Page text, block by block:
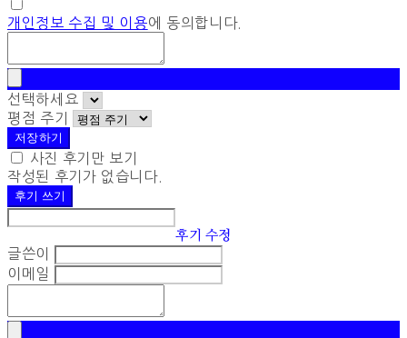
개인정보 수집 및 이용에 동의합니다.
선택하세요
평점 주기
저장하기
사진 후기만 보기
작성된 후기가 없습니다.
후기 쓰기
후기 수정
글쓴이
이메일